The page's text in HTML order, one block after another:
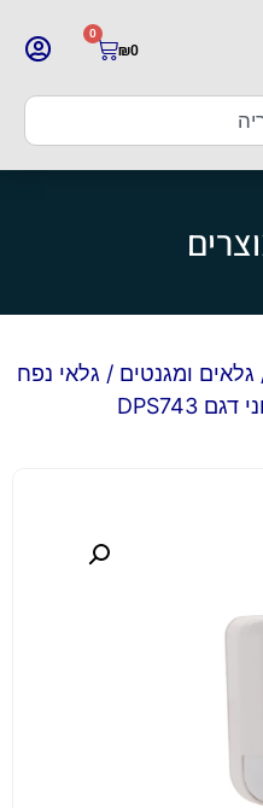
₪0
0
גלאים ומגנטים / גלאי נפח